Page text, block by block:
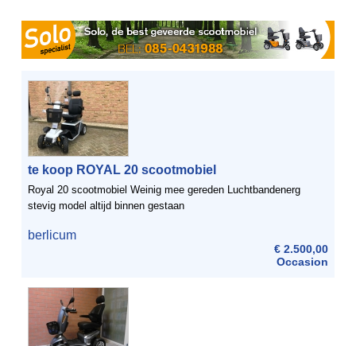
te koop ROYAL 20 scootmobiel
Royal 20 scootmobiel Weinig mee gereden Luchtbandenerg
stevig model altijd binnen gestaan
berlicum
€ 2.500,00
Occasion